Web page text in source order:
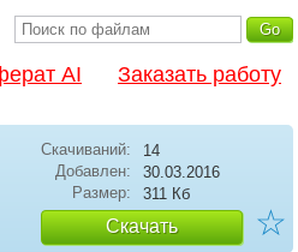
AI Заказать работу
Скачиваний:
14
Добавлен:
30.03.2016
Размер:
311 Кб
Скачать ☆